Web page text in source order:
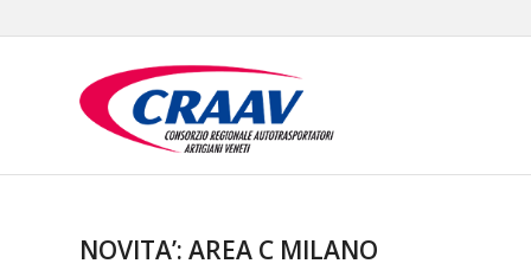
NOVITA’: AREA C MILANO